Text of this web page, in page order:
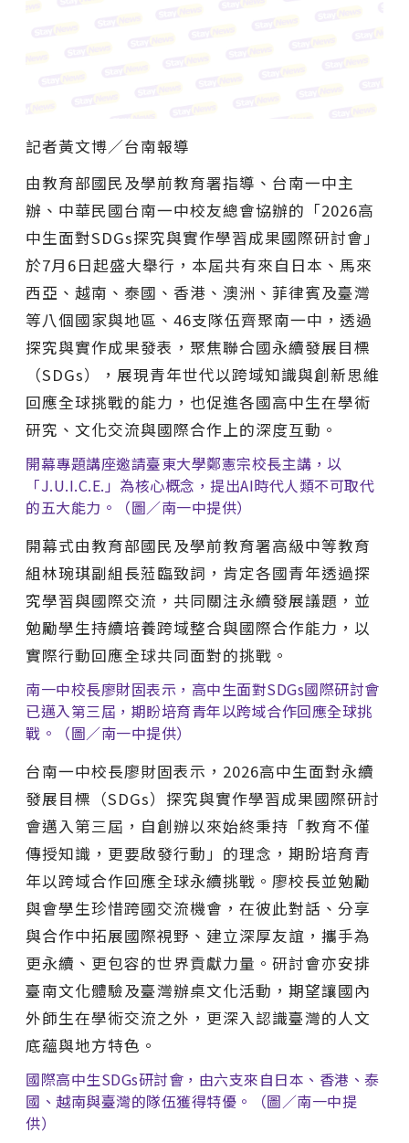
記者黃文博／台南報導
由教育部國民及學前教育署指導、台南一中主
辦、中華民國台南一中校友總會協辦的「2026高
中生面對SDGs探究與實作學習成果國際研討會」
於7月6日起盛大舉行，本屆共有來自日本、馬來
西亞、越南、泰國、香港、澳洲、菲律賓及臺灣
等八個國家與地區、46支隊伍齊聚南一中，透過
探究與實作成果發表，聚焦聯合國永續發展目標
（SDGs），展現青年世代以跨域知識與創新思維
回應全球挑戰的能力，也促進各國高中生在學術
研究、文化交流與國際合作上的深度互動。
開幕專題講座邀請臺東大學鄭憲宗校長主講，以
「J.U.I.C.E.」為核心概念，提出AI時代人類不可取代
的五大能力。（圖／南一中提供）
開幕式由教育部國民及學前教育署高級中等教育
組林琬琪副組長蒞臨致詞，肯定各國青年透過探
究學習與國際交流，共同關注永續發展議題，並
勉勵學生持續培養跨域整合與國際合作能力，以
實際行動回應全球共同面對的挑戰。
南一中校長廖財固表示，高中生面對SDGs國際研討會
已邁入第三屆，期盼培育青年以跨域合作回應全球挑
戰。（圖／南一中提供）
台南一中校長廖財固表示，2026高中生面對永續
發展目標（SDGs）探究與實作學習成果國際研討
會邁入第三屆，自創辦以來始終秉持「教育不僅
傳授知識，更要啟發行動」的理念，期盼培育青
年以跨域合作回應全球永續挑戰。廖校長並勉勵
與會學生珍惜跨國交流機會，在彼此對話、分享
與合作中拓展國際視野、建立深厚友誼，攜手為
更永續、更包容的世界貢獻力量。研討會亦安排
臺南文化體驗及臺灣辦桌文化活動，期望讓國內
外師生在學術交流之外，更深入認識臺灣的人文
底蘊與地方特色。
國際高中生SDGs研討會，由六支來自日本、香港、泰
國、越南與臺灣的隊伍獲得特優。（圖／南一中提
供）